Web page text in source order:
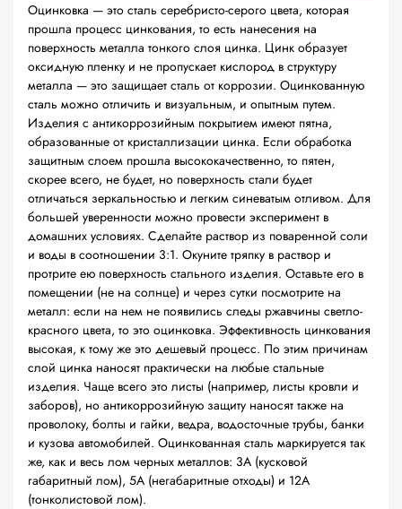
Оцинковка — это сталь серебристо-серого цвета, которая
прошла процесс цинкования, то есть нанесения на
поверхность металла тонкого слоя цинка. Цинк образует
оксидную пленку и не пропускает кислород в структуру
металла — это защищает сталь от коррозии. Оцинкованную
сталь можно отличить и визуальным, и опытным путем.
Изделия с антикоррозийным покрытием имеют пятна,
образованные от кристаллизации цинка. Если обработка
защитным слоем прошла высококачественно, то пятен,
скорее всего, не будет, но поверхность стали будет
отличаться зеркальностью и легким синеватым отливом. Для
большей уверенности можно провести эксперимент в
домашних условиях. Сделайте раствор из поваренной соли
и воды в соотношении 3:1. Окуните тряпку в раствор и
протрите ею поверхность стального изделия. Оставьте его в
помещении (не на солнце) и через сутки посмотрите на
металл: если на нем не появились следы ржавчины светло-
красного цвета, то это оцинковка. Эффективность цинкования
высокая, к тому же это дешевый процесс. По этим причинам
слой цинка наносят практически на любые стальные
изделия. Чаще всего это листы (например, листы кровли и
заборов), но антикоррозийную защиту наносят также на
проволоку, болты и гайки, ведра, водосточные трубы, банки
и кузова автомобилей. Оцинкованная сталь маркируется так
же, как и весь лом черных металлов: 3А (кусковой
габаритный лом), 5А (негабаритные отходы) и 12А
(тонколистовой лом).